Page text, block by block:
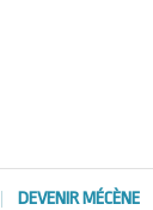
DEVENIR MÉCÈNE